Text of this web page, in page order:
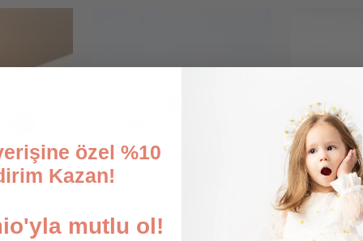
özel %10
Kazan!
mutlu ol!